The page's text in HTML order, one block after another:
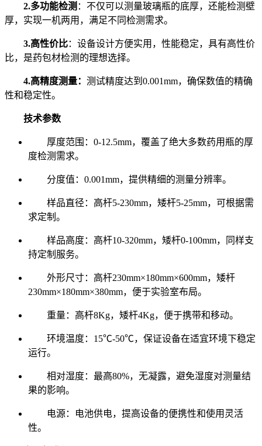
2.多功能检测 ：不仅可以测量玻璃瓶的底厚，还能检测壁
厚，实现一机两用，满足不同检测需求。
3.高性价比：设备设计方便实用，性能稳定，具有高性价
比，是药包材检测的理想选择。
4.高精度测量： 测试精度达到0.001mm，确保数值的精确
性和稳定性。
技术参数
厚度范围：0-12.5mm，覆盖了绝大多数药用瓶的厚
度检测需求。
分度值：0.001mm，提供精细的测量分辨率。
样品直径：高杆5-230mm，矮杆5-25mm，可根据需
求定制。
样品高度：高杆10-320mm，矮杆0-100mm，同样支
持定制服务。
外形尺寸：高杆230mm×180mm×600mm，矮杆
230mm×180mm×380mm，便于实验室布局。
重量：高杆8Kg，矮杆4Kg，便于携带和移动。
环境温度：15℃-50℃，保证设备在适宜环境下稳定
运行。
相对湿度：最高80%，无凝露，避免湿度对测量结
果的影响。
电源：电池供电，提高设备的便携性和使用灵活
性。